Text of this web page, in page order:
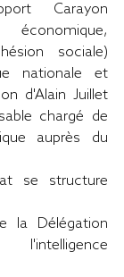
Carayon
sociale)
nationale et
d'Alain Juillet
chargé de
auprès du
se structure
la Délégation
l'intelligence